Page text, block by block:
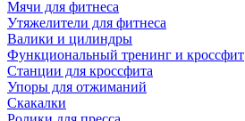
Мячи для фитнеса
Утяжелители для фитнеса
Валики и цилиндры
Функциональный тренинг и кроссфит
Станции для кроссфита
Упоры для отжиманий
Скакалки